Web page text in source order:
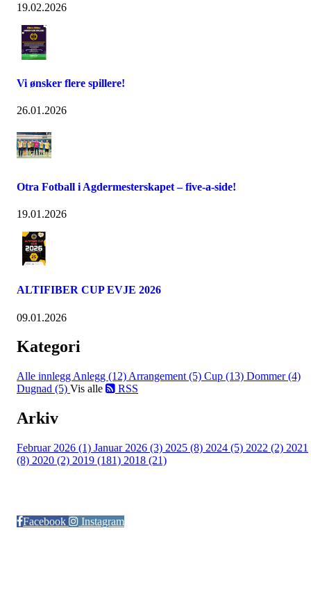
19.02.2026
Vi ønsker flere spillere!
26.01.2026
Otra Fotball i Agdermesterskapet – five-a-side!
19.01.2026
ALTIFIBER CUP EVJE 2026
09.01.2026
Kategori
Alle innlegg Anlegg (12) Arrangement (5) Cup (13) Dommer (4)
Dugnad (5) Vis alle RSS
Arkiv
Februar 2026 (1) Januar 2026 (3) 2025 (8) 2024 (5) 2022 (2) 2021
(8) 2020 (2) 2019 (181) 2018 (21)
Facebook
Instagram